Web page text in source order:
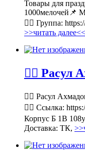
Товары для
👉🏻 Группа:
>>читать далее<<
💁‍♂ Расул
💁‍♂ Расул
👉🏻 Ссылка:
Корпус Б 1В
Доставка: ТК,